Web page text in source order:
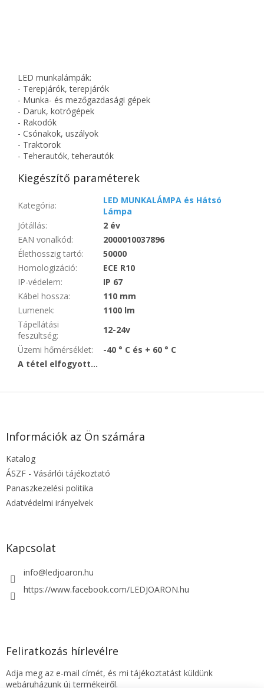
LED munkalámpák:
- Terepjárók, terepjárók
- Munka- és mezőgazdasági gépek
- Daruk, kotrógépek
- Rakodók
- Csónakok, uszályok
- Traktorok
- Teherautók, teherautók
Kiegészítő paraméterek
Kategória:
LED MUNKALÁMPA és Hátsó
Lámpa
Jótállás:
2 év
EAN vonalkód:
2000010037896
Élethosszig tartó:
50000
Homologizáció:
ECE R10
IP-védelem:
IP 67
Kábel hossza:
110 mm
Lumenek:
1100 lm
Tápellátási
feszültség:
12-24v
Üzemi hőmérséklet:
-40 ° C és + 60 ° C
A tétel elfogyott…
L
Információk az Ön számára
Katalog
ÁSZF - Vásárlói tájékoztató
Panaszkezelési politika
Adatvédelmi irányelvek
Kapcsolat
info@ledjoaron.hu
https://www.facebook.com/LEDJOARON.hu
Feliratkozás hírlevélre
Adja meg az e-mail címét, és mi tájékoztatást küldünk
webáruházunk új termékeiről.